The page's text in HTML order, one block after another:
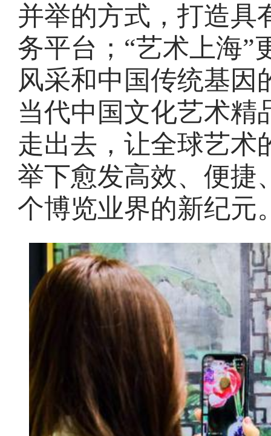
并举的方式，打造具
务平台；“艺术上海”
风采和中国传统基因
当代中国文化艺术精
走出去，让全球艺术
举下愈发高效、便捷
个博览业界的新纪元